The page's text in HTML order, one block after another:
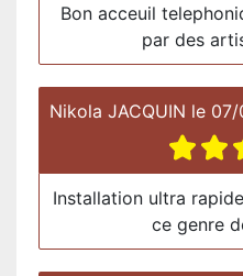
Bon acceuil
par des
Nikola JACQUIN le 07/
Installation ultra
ce genre